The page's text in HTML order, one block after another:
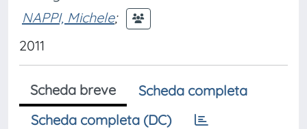
NAPPI, Michele;
2011
Scheda breve
Scheda completa
Scheda completa (DC)